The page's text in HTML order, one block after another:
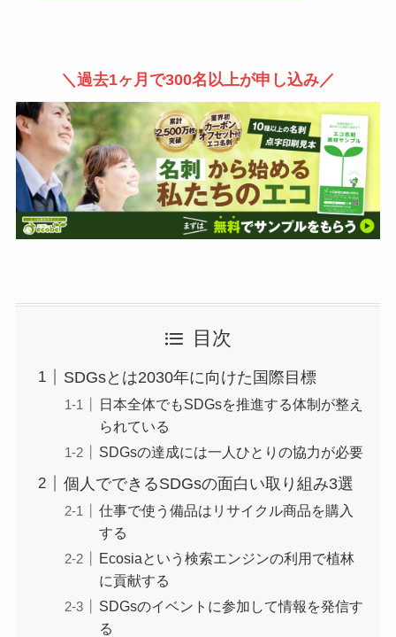
＼過去1ヶ月で300名以上が申し込み／
目次
SDGsとは2030年に向けた国際目標
日本全体でもSDGsを推進する体制が整え
られている
SDGsの達成には一人ひとりの協力が必要
個人でできるSDGsの面白い取り組み3選
仕事で使う備品はリサイクル商品を購入
する
Ecosiaという検索エンジンの利用で植林
に貢献する
SDGsのイベントに参加して情報を発信す
る